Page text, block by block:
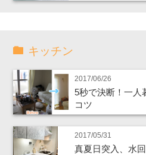
キッチン
2017/06/26
5秒で決断！一人
コツ
2017/05/31
真夏日突入、水